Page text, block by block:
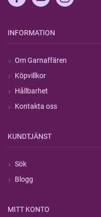
INFORMATION
Om Garnaffären
Köpvillkor
Hållbarhet
Kontakta oss
KUNDTJÄNST
Sök
Blogg
MITT KONTO